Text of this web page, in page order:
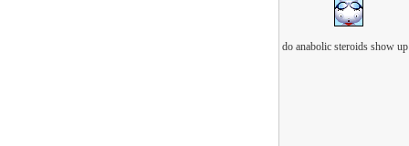
do anabolic steroids show